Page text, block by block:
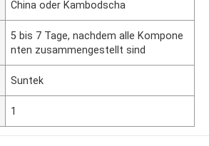
China oder Kambodscha
5 bis 7 Tage, nachdem alle Kompone
nten zusammengestellt sind
Suntek
1